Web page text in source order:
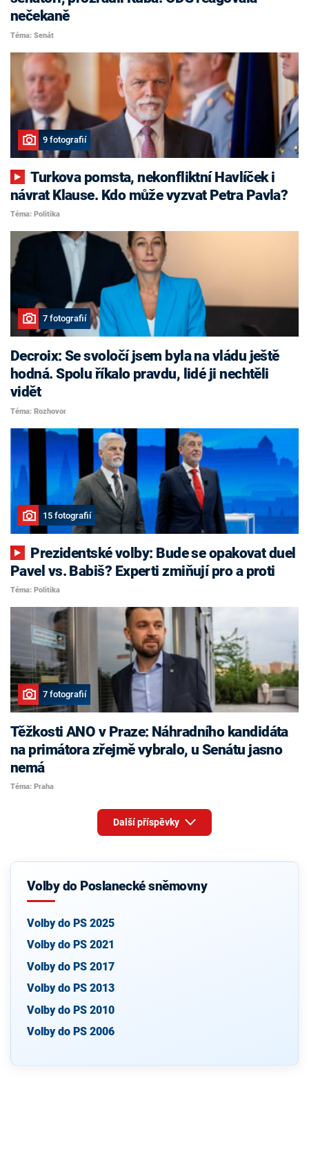
nečekaně
Téma: Senát
9 fotografií
Turkova pomsta, nekonfliktní Havlíček i
návrat Klause. Kdo může vyzvat Petra Pavla?
Téma: Politika
7 fotografií
Decroix: Se svoločí jsem byla na vládu ještě
hodná. Spolu říkalo pravdu, lidé ji nechtěli
vidět
Téma: Rozhovor
15 fotografií
Pavel vs. Babiš? Experti zmiňují pro a proti
Téma: Politika
7 fotografií
Těžkosti ANO v Praze: Náhradního kandidáta
na primátora zřejmě vybralo, u Senátu jasno
nemá
Téma: Praha
Další příspěvky
Volby do Poslanecké sněmovny
Volby do PS 2025
Volby do PS 2021
Volby do PS 2017
Volby do PS 2013
Volby do PS 2010
Volby do PS 2006